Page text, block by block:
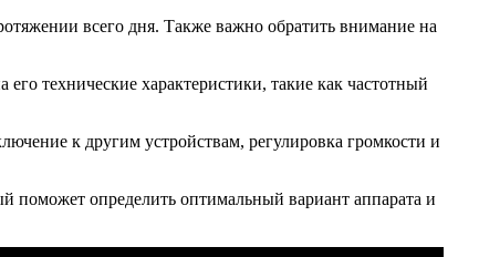
всего дня. Также важно обратить внимание на
технические характеристики, такие как частотный
к другим устройствам, регулировка громкости и
поможет определить оптимальный вариант аппарата и